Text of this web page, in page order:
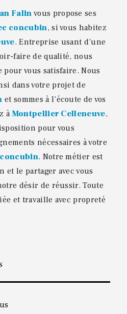
Falin vous propose ses
concubin, si vous habitez
. Entreprise usant d’une
faire de qualité, nous
vous satisfaire. Nous
dans votre projet de
et sommes à l’écoute de vos
à Montpellier Celleneuve,
pour vous
nécessaires à votre
. Notre métier est
et le partager avec vous
désir de réussir. Toute
et travaille avec propreté